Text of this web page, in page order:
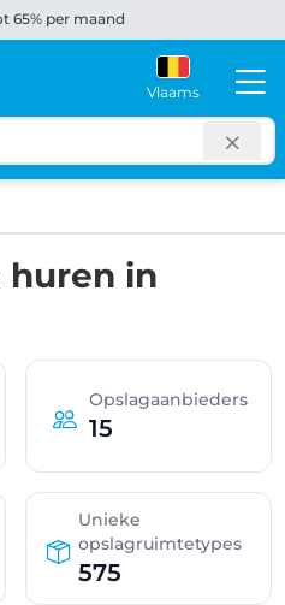
65% per maand
Vlaams
huren in
Opslagaanbieders
15
Unieke
opslagruimtetypes
575